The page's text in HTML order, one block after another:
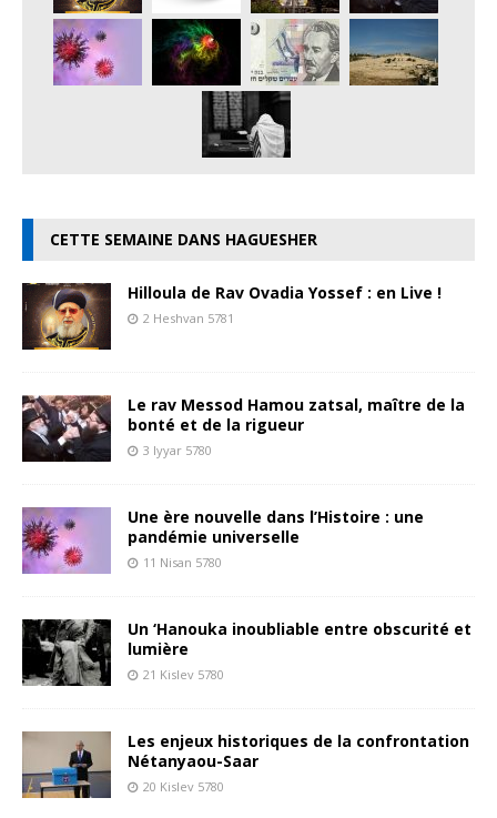
CETTE SEMAINE DANS HAGUESHER
Hilloula de Rav Ovadia Yossef : en Live !
2 Heshvan 5781
Le rav Messod Hamou zatsal, maître de la
bonté et de la rigueur
3 Iyyar 5780
Une ère nouvelle dans l’Histoire : une
pandémie universelle
11 Nisan 5780
Un ‘Hanouka inoubliable entre obscurité et
lumière
21 Kislev 5780
Les enjeux historiques de la confrontation
Nétanyaou-Saar
20 Kislev 5780